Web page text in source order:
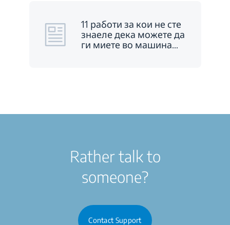
11 работи за кои не сте
знаеле дека можете да
ги миете во машина…
Rather talk to
someone?
Contact Support